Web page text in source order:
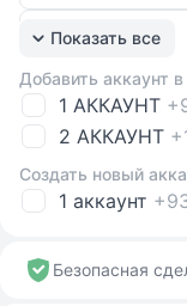
2.6 Месяц
3 месяц
аккаунт)
6 месяц
(Любой
3 МЕСЯЦЫ DUO
второй
Показать все
Добавить аккаунт
1 АККАУНТ
2 АККАУНТ
Создать новый
1 аккаунт
Безопасная